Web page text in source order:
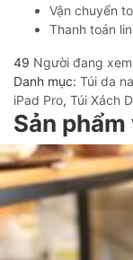
Vận chuyển
Thanh toán
49 Người đang
Danh mục: Túi da
iPad Pro, Túi Xách
Sản